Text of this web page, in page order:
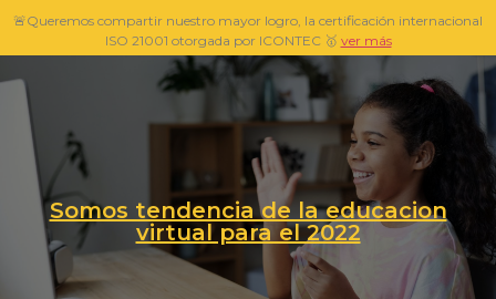
🚨Queremos compartir nuestro mayor logro, la certificación internacional
ISO 21001 otorgada por ICONTEC 🥇 ver más
Somos tendencia de la educacion
virtual para el 2022